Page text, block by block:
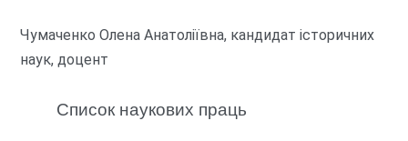
Чумаченко Олена Анатоліївна, кандидат історичних
наук, доцент
Cписок наукових праць